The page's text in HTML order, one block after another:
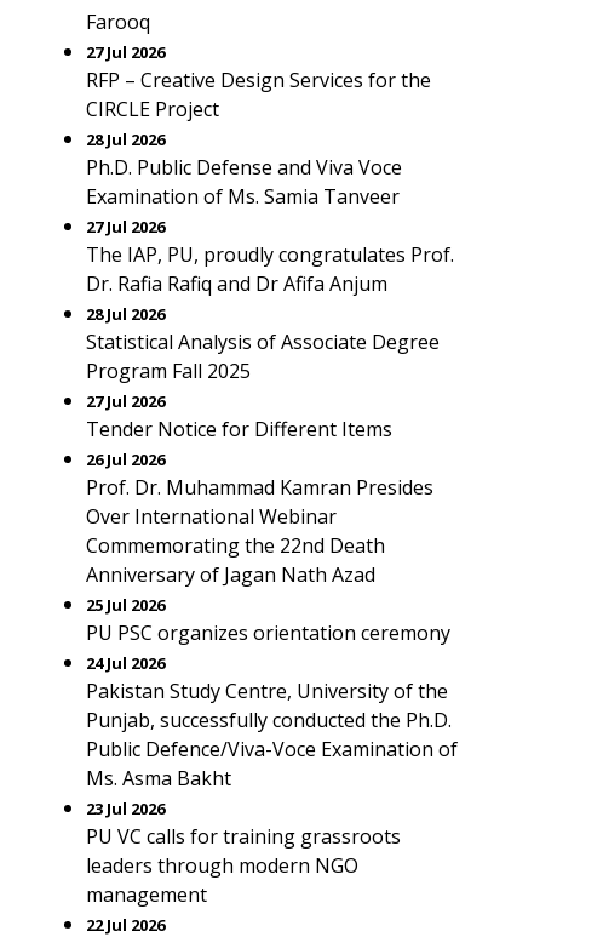
Farooq
27 Jul 2026
RFP – Creative Design Services for the
CIRCLE Project
28 Jul 2026
Ph.D. Public Defense and Viva Voce
Examination of Ms. Samia Tanveer
27 Jul 2026
The IAP, PU, proudly congratulates Prof.
Dr. Rafia Rafiq and Dr Afifa Anjum
28 Jul 2026
Statistical Analysis of Associate Degree
Program Fall 2025
27 Jul 2026
Tender Notice for Different Items
26 Jul 2026
Prof. Dr. Muhammad Kamran Presides
Over International Webinar
Commemorating the 22nd Death
Anniversary of Jagan Nath Azad
25 Jul 2026
PU PSC organizes orientation ceremony
24 Jul 2026
Pakistan Study Centre, University of the
Punjab, successfully conducted the Ph.D.
Public Defence/Viva-Voce Examination of
Ms. Asma Bakht
23 Jul 2026
PU VC calls for training grassroots
leaders through modern NGO
management
22 Jul 2026